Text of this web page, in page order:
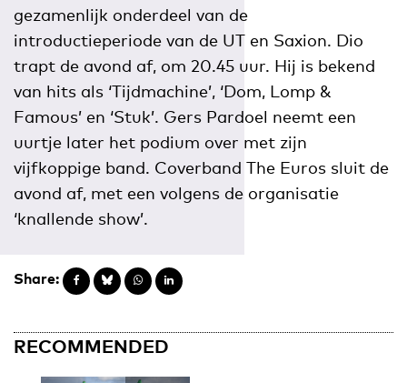
gezamenlijk onderdeel van de
introductieperiode van de UT en Saxion. Dio
trapt de avond af, om 20.45 uur. Hij is bekend
van hits als ‘Tijdmachine’, ‘Dom, Lomp &
Famous’ en ‘Stuk’. Gers Pardoel neemt een
uurtje later het podium over met zijn
vijfkoppige band. Coverband The Euros sluit de
avond af, met een volgens de organisatie
‘knallende show’.
Share:
RECOMMENDED